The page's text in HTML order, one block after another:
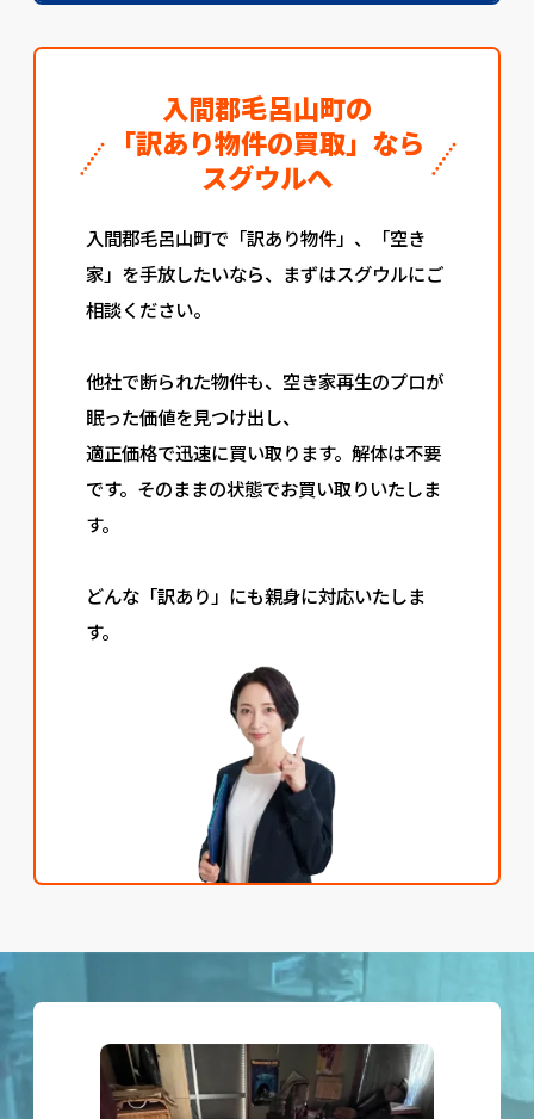
入間郡毛呂山町の
「訳あり物件の買取」なら
スグウルへ
入間郡毛呂山町で「訳あり物件」、「空き
家」を手放したいなら、まずはスグウルにご
相談ください。
他社で断られた物件も、空き家再生のプロが
眠った価値を見つけ出し、
適正価格で迅速に買い取ります。解体は不要
です。そのままの状態でお買い取りいたしま
す。
どんな「訳あり」にも親身に対応いたしま
す。